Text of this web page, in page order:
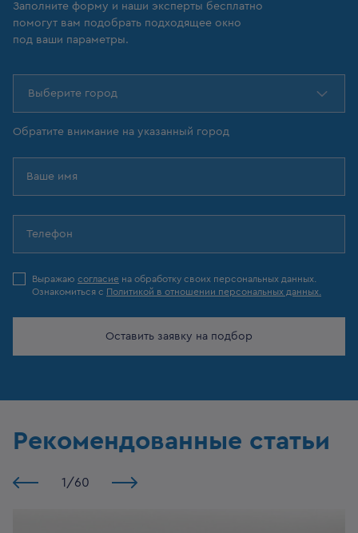
Заполните форму и наши эксперты бесплатно
помогут вам подобрать подходящее окно
под ваши параметры.
Выберите город
Обратите внимание на указанный город
Выражаю согласие на обработку своих персональных данных.
Ознакомиться с Политикой в отношении персональных данных.
Оставить заявку на подбор
Рекомендованные статьи
1 /60